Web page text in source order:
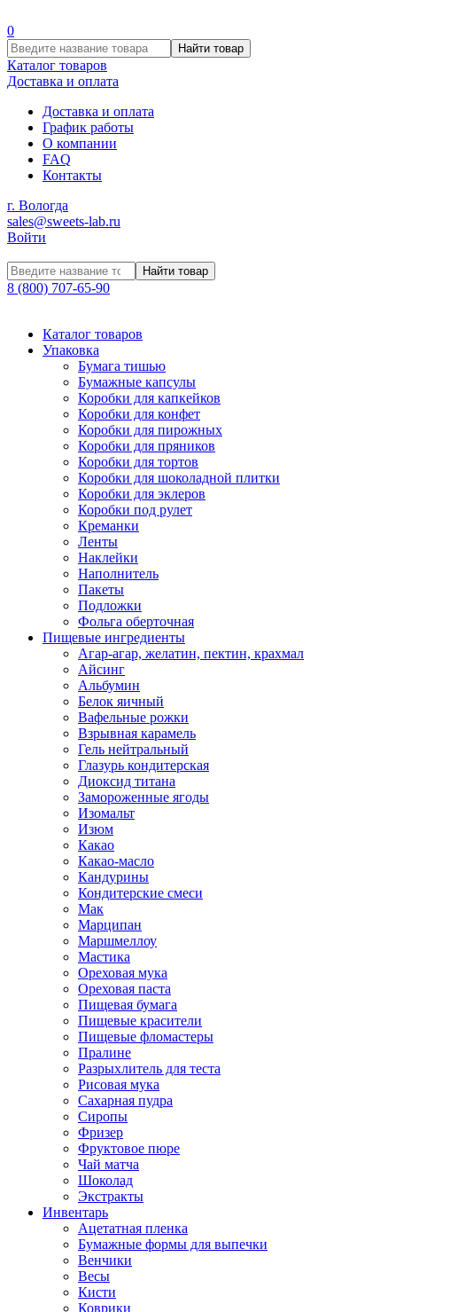
0
Найти товар
Каталог товаров
Доставка и оплата
Доставка и оплата
График работы
О компании
FAQ
Контакты
г. Вологда
sales@sweets-lab.ru
Войти
Найти товар
8 (800) 707-65-90
Каталог товаров
Упаковка
Бумага тишью
Бумажные капсулы
Коробки для капкейков
Коробки для конфет
Коробки для пирожных
Коробки для пряников
Коробки для тортов
Коробки для шоколадной плитки
Коробки для эклеров
Коробки под рулет
Креманки
Ленты
Наклейки
Наполнитель
Пакеты
Подложки
Фольга оберточная
Пищевые ингредиенты
Агар-агар, желатин, пектин, крахмал
Айсинг
Альбумин
Белок яичный
Вафельные рожки
Взрывная карамель
Гель нейтральный
Глазурь кондитерская
Диоксид титана
Замороженные ягоды
Изомальт
Изюм
Какао
Какао-масло
Кандурины
Кондитерские смеси
Мак
Марципан
Маршмеллоу
Мастика
Ореховая мука
Ореховая паста
Пищевая бумага
Пищевые красители
Пищевые фломастеры
Пралине
Разрыхлитель для теста
Рисовая мука
Сахарная пудра
Сиропы
Фризер
Фруктовое пюре
Чай матча
Шоколад
Экстракты
Инвентарь
Ацетатная пленка
Бумажные формы для выпечки
Венчики
Весы
Кисти
Коврики